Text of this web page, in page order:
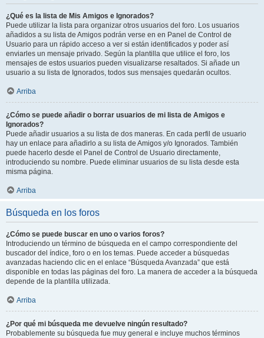
¿Qué es la lista de Mis Amigos e Ignorados?
Puede utilizar la lista para organizar otros usuarios del foro. Los usuarios
añadidos a su lista de Amigos podrán verse en en Panel de Control de
Usuario para un rápido acceso a ver si están identificados y poder así
enviarles un mensaje privado. Según la plantilla que utilice el foro, los
mensajes de estos usuarios pueden visualizarse resaltados. Si añade un
usuario a su lista de Ignorados, todos sus mensajes quedarán ocultos.
Arriba
¿Cómo se puede añadir o borrar usuarios de mi lista de Amigos e
Ignorados?
Puede añadir usuarios a su lista de dos maneras. En cada perfil de usuario
hay un enlace para añadirlo a su lista de Amigos y/o Ignorados. También
puede hacerlo desde el Panel de Control de Usuario directamente,
introduciendo su nombre. Puede eliminar usuarios de su lista desde esta
misma página.
Arriba
Búsqueda en los foros
¿Cómo se puede buscar en uno o varios foros?
Introduciendo un término de búsqueda en el campo correspondiente del
buscador del índice, foro o en los temas. Puede acceder a búsquedas
avanzadas haciendo clic en el enlace “Búsqueda Avanzada” que está
disponible en todas las páginas del foro. La manera de acceder a la búsqueda
depende de la plantilla utilizada.
Arriba
¿Por qué mi búsqueda me devuelve ningún resultado?
Probablemente su búsqueda fue muy general e incluye muchos términos